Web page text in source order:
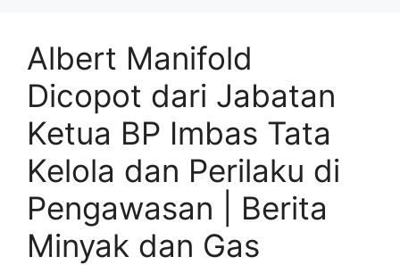
Albert Manifold
Dicopot dari Jabatan
Ketua BP Imbas Tata
Kelola dan Perilaku di
Pengawasan | Berita
Minyak dan Gas